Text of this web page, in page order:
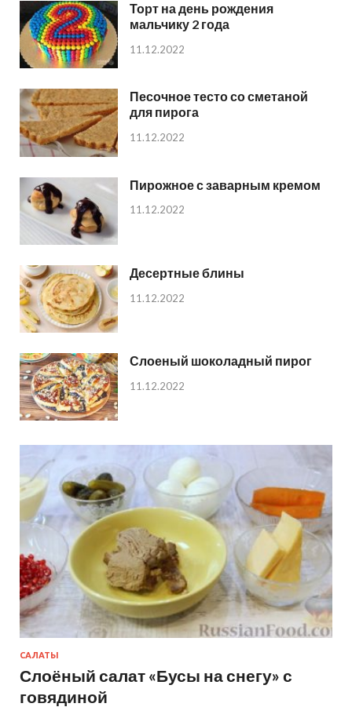
Торт на день рождения
мальчику 2 года
11.12.2022
Песочное тесто со сметаной
для пирога
11.12.2022
Пирожное с заварным кремом
11.12.2022
Десертные блины
11.12.2022
Слоеный шоколадный пирог
11.12.2022
САЛАТЫ
Слоёный салат «Бусы на снегу» с
говядиной